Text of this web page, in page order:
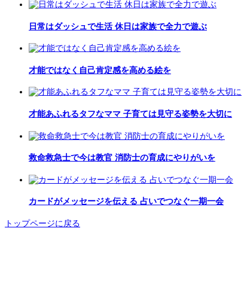
日常はダッシュで生活 休日は家族で全力で遊ぶ
才能ではなく自己肯定感を高める絵を
才能あふれるタフなママ 子育ては見守る姿勢を大切に
救命救急士で今は教官 消防士の育成にやりがいを
カードがメッセージを伝える 占いでつなぐ一期一会
トップページに戻る